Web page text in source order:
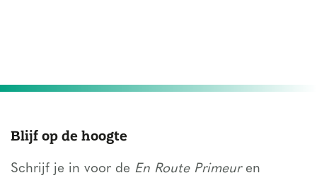
Blijf op de hoogte
Schrijf je in voor de En Route Primeuren